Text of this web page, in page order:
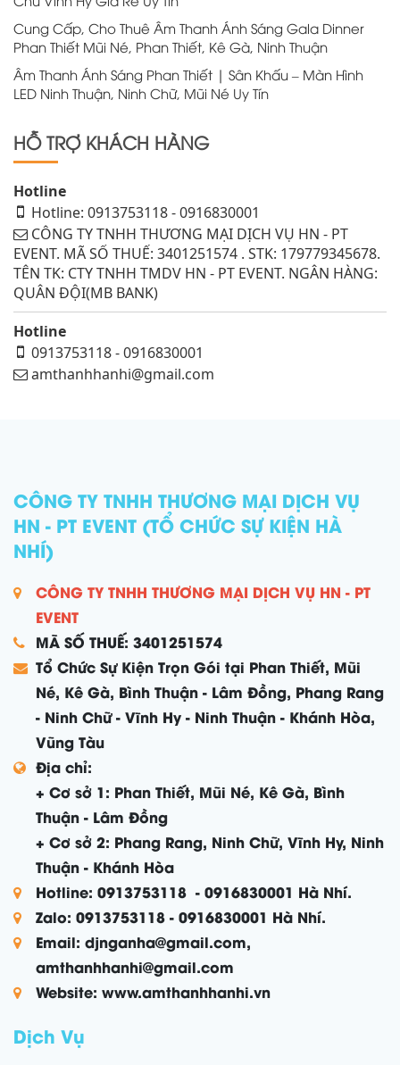
Cung Cấp, Cho Thuê Âm Thanh Ánh Sáng Gala Dinner
Phan Thiết Mũi Né, Phan Thiết, Kê Gà, Ninh Thuận
Âm Thanh Ánh Sáng Phan Thiết | Sân Khấu – Màn Hình
LED Ninh Thuận, Ninh Chữ, Mũi Né Uy Tín
HỖ TRỢ KHÁCH HÀNG
Hotline
Hotline: 0913753118 - 0916830001
CÔNG TY TNHH THƯƠNG MẠI DỊCH VỤ HN - PT
EVENT. MÃ SỐ THUẾ: 3401251574 . STK: 179779345678.
TÊN TK: CTY TNHH TMDV HN - PT EVENT. NGÂN HÀNG:
QUÂN ĐỘI(MB BANK)
Hotline
0913753118 - 0916830001
amthanhhanhi@gmail.com
CÔNG TY TNHH THƯƠNG MẠI DỊCH VỤ
HN - PT EVENT (TỔ CHỨC SỰ KIỆN HÀ
NHÍ)
CÔNG TY TNHH THƯƠNG MẠI DỊCH VỤ HN - PT
EVENT
MÃ SỐ THUẾ: 3401251574
Tổ Chức Sự Kiện Trọn Gói tại Phan Thiết, Mũi
Né, Kê Gà, Bình Thuận - Lâm Đồng, Phang Rang
- Ninh Chữ - Vĩnh Hy - Ninh Thuận - Khánh Hòa,
Vũng Tàu
Địa chỉ:
+ Cơ sở 1: Phan Thiết, Mũi Né, Kê Gà, Bình
Thuận - Lâm Đồng
+ Cơ sở 2: Phang Rang, Ninh Chữ, Vĩnh Hy, Ninh
Thuận - Khánh Hòa
Hotline: 0913753118 - 0916830001 Hà Nhí.
Zalo: 0913753118 - 0916830001 Hà Nhí.
Email: djnganha@gmail.com,
amthanhhanhi@gmail.com
Website: www.amthanhhanhi.vn
Dịch Vụ